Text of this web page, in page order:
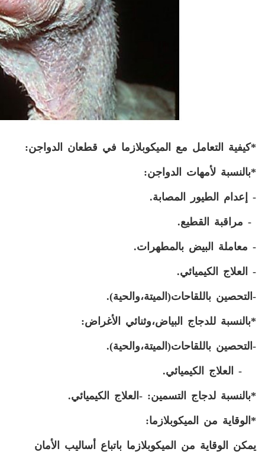
*كيفية التعامل مع الميكوبلازما في قطعان الدواجن:
*بالنسبة لأمهات الدواجن:
- إعدام الطيور المصابة.
- مراقبة القطيع.
- معاملة البيض بالمطهرات.
- العلاج الكيميائي.
-التحصين باللقاحات(الميتة،والحية).
*بالنسبة للدجاج البياض،وثنائي الأغراض:
-التحصين باللقاحات(الميتة،والحية).
- العلاج الكيميائي.
*بالنسبة لدجاج التسمين: -العلاج الكيميائي.
*الوقاية من الميكوبلازما:
يمكن الوقاية من الميكوبلازما باتباع أساليب الأمان